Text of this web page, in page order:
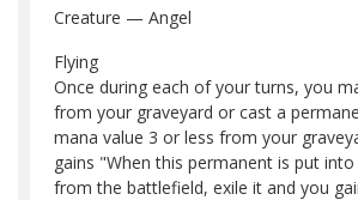
Creature — Angel
Flying
Once during each of your turns, you
from your graveyard or cast a
mana value 3 or less from your
gains "When this permanent is put
from the battlefield, exile it and you